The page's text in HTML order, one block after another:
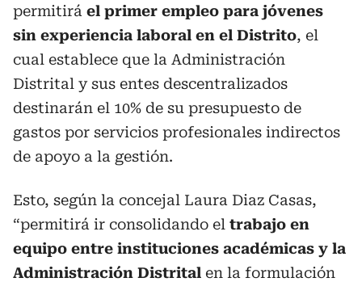
permitirá el primer empleo para jóvenes
sin experiencia laboral en el Distrito, el
cual establece que la Administración
Distrital y sus entes descentralizados
destinarán el 10% de su presupuesto de
gastos por servicios profesionales indirectos
de apoyo a la gestión.
Esto, según la concejal Laura Diaz Casas,
“permitirá ir consolidando el trabajo en
equipo entre instituciones académicas y la
Administración Distrital en la formulación